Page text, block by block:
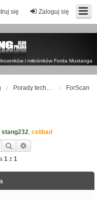
Zaloguj się
się
i miłośników Forda Mustanga
Porady techniczne ForScan
stang232, celibad
Szukaj
1 z 1